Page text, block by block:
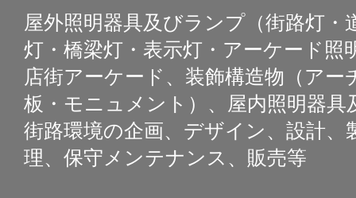
屋外照明器具及びランプ（街路灯・
灯・橋梁灯・表示灯・アーケード照
店街アーケード、装飾構造物（アー
板・モニュメント）、屋内照明器具
街路環境の企画、デザイン、設計、
理、保守メンテナンス、販売等